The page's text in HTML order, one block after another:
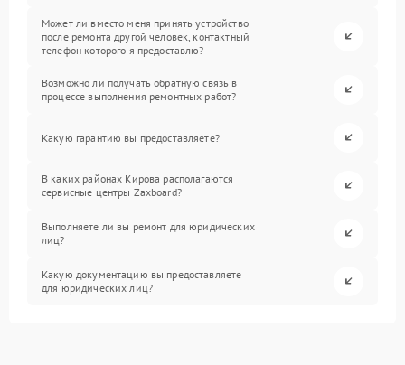
Может ли вместо меня принять устройство
после ремонта другой человек, контактный
телефон которого я предоставлю?
Возможно ли получать обратную связь в
процессе выполнения ремонтных работ?
Какую гарантию вы предоставляете?
В каких районах Кирова располагаются
сервисные центры Zaxboard?
Выполняете ли вы ремонт для юридических
лиц?
Какую документацию вы предоставляете
для юридических лиц?